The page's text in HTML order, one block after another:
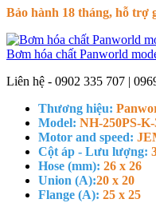
Bảo hành 18 tháng, hỗ trợ
Bơm hóa chất Panworld
Liên hệ - 0902 335 707 |
Thương hiệu:
Model: NH-250PS-
Motor and speed:
Cột áp - Lưu lượng:
Hose (mm): 26 x 26
Union (A):20 x 20
Flange (A): 25 x 25